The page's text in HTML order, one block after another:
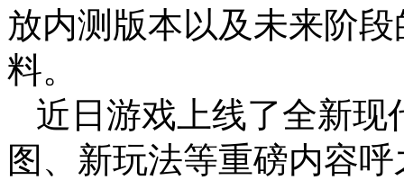
放内测版本以及未来阶
料。
近日游戏上线了全新现
图、新玩法等重磅内容